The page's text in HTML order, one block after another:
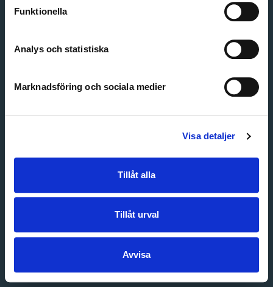
Funktionella
Analys och statistiska
Marknadsföring och sociala medier
Visa detaljer
Tillåt alla
Tillåt urval
Avvisa
Customer service